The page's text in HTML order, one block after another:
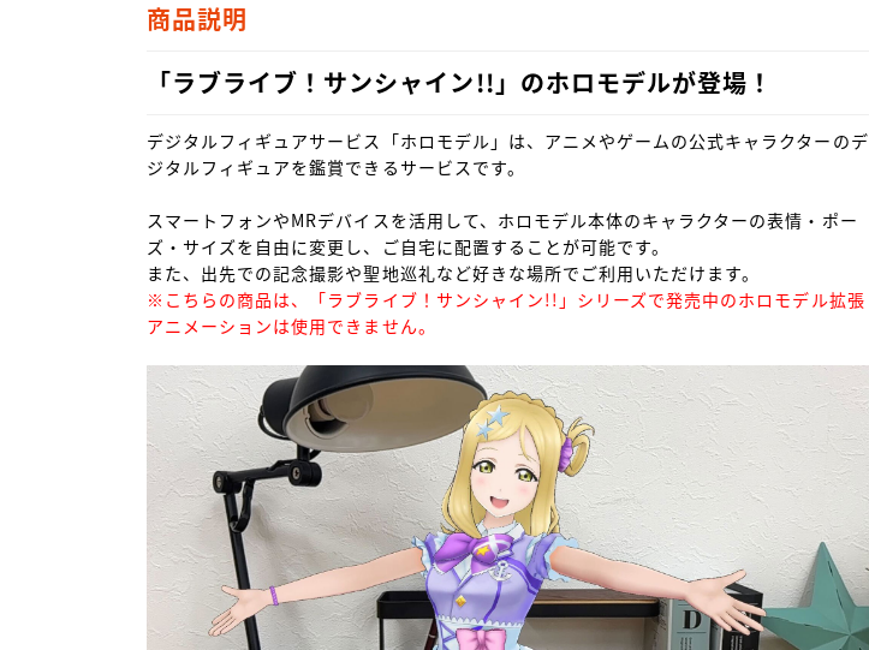
商品説明
「ラブライブ！サンシャイン!!」のホロモデルが登場！
デジタルフィギュアサービス「ホロモデル」は、アニメやゲームの公式キャラクターのデ
ジタルフィギュアを鑑賞できるサービスです。
スマートフォンやMRデバイスを活用して、ホロモデル本体のキャラクターの表情・ポー
ズ・サイズを自由に変更し、ご自宅に配置することが可能です。
※こちらの商品は、「ラブライブ！サンシャイン!!」シリーズで発売中のホロモデル拡張
アニメーションは使用できません。